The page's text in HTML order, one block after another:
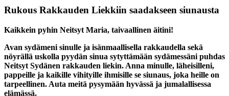
Rukous Rakkauden Liekkiin saadakseen siunausta
Kaikkein pyhin Neitsyt Maria, taivaallinen äitini!
Avan sydämeni sinulle ja isänmaallisella rakkaudella sekä
nöyrällä uskolla pyydän sinua sytyttämään sydämessäni puhdas
Neitsyt Sydänen rakkauden liekin. Anna minulle, läheisilleni,
pappeille ja kaikille vihityille ihmisille se siunaus, joka heille on
tarpeellinen. Auta meitä pysymään hyvässä ja jumalallisessa
elämässä.